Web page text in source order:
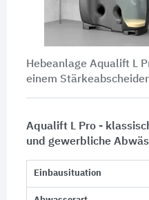
Hebeanlage Aqualift L
einem Stärkeabscheider
Aqualift L Pro -
und gewerbliche
Einbausituation